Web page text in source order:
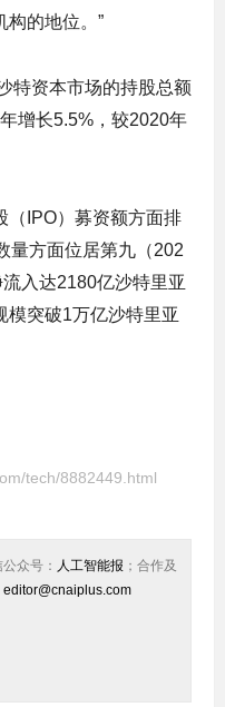
构的地位。”
特资本市场的持股总额
增长5.5%，较2020年
（IPO）募资额方面排
量方面位居第九（202
入达2180亿沙特里亚
模突破1万亿沙特里亚
tech/8882449.html
众号： 人工智能报 ；合作及
editor@cnaiplus.com